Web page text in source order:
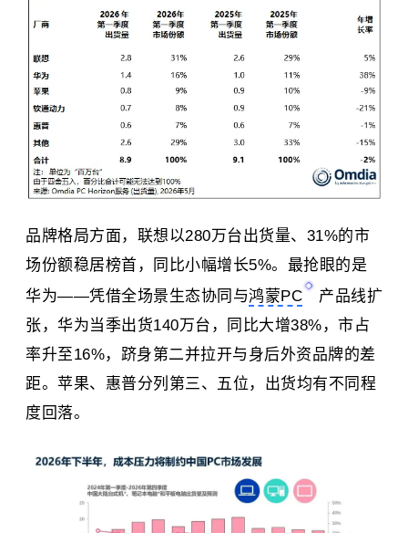
品牌格局方面，联想以280万台出货量、31%的市
场份额稳居榜首，同比小幅增长5%。最抢眼的是
华为——凭借全场景生态协同与鸿蒙PC
产品线扩
张，华为当季出货140万台，同比大增38%，市占
率升至16%，跻身第二并拉开与身后外资品牌的差
距。苹果、 惠普分列第三、五位，出货均有不同程
度回落。